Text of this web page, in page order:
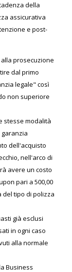
della
assicurativa
e post-
prosecuzione
dal primo
legale" così
non superiore
stesse modalità
dell'acquisto
nell'arco di
avere un costo
pari a 500,00
del tipo di polizza
già esclusi
in ogni caso
alla normale
Business